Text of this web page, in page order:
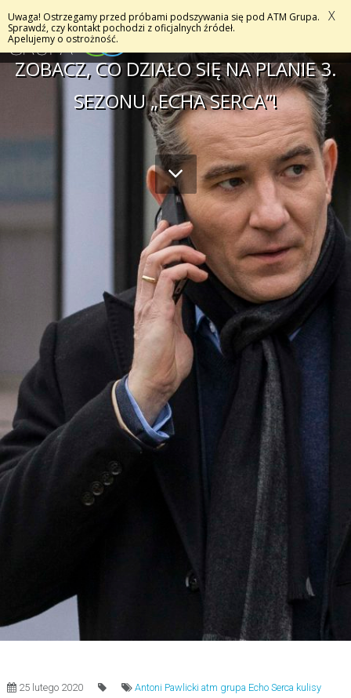
MENU
ZOBACZ, CO DZIAŁO SIĘ NA PLANIE 3.
SEZONU „ECHA SERCA”!
25 lutego 2020 Antoni Pawlicki atm grupa Echo Serca kulisy
Uwaga! Ostrzegamy przed próbami podszywania się pod ATM Grupa.
Sprawdź, czy kontakt pochodzi z oficjalnych źródeł.
Apelujemy o ostrożność.
X